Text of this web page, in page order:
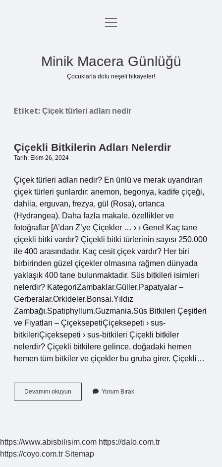
Anasayfa
menüyü
Minik Macera Günlüğü
Çocuklarla dolu neşeli hikayeler!
Etiket: Çiçek türleri adları nedir
Çiçekli Bitkilerin Adları Nelerdir
Tarih: Ekim 26, 2024
Çiçek türleri adları nedir? En ünlü ve merak uyandıran
çiçek türleri şunlardır: anemon, begonya, kadife çiçeği,
dahlia, erguvan, frezya, gül (Rosa), ortanca
(Hydrangea). Daha fazla makale, özellikler ve
fotoğraflar [A’dan Z’ye Çiçekler … › › Genel Kaç tane
çiçekli bitki vardır? Çiçekli bitki türlerinin sayısı 250.000
ile 400 arasındadır. Kaç cesit çiçek vardır? Her biri
birbirinden güzel çiçekler olmasına rağmen dünyada
yaklaşık 400 tane bulunmaktadır. Süs bitkileri isimleri
nelerdir? KategoriZambaklar.Güller.Papatyalar –
Gerberalar.Orkideler.Bonsai.Yıldız
Zambağı.Spatiphyllum.Guzmania.Süs Bitkileri Çeşitleri
ve Fiyatları – ÇiçeksepetiÇiçeksepeti › sus-
bitkileriÇiçeksepeti › sus-bitkileri Çiçekli bitkiler
nelerdir? Çiçekli bitkilere gelince, doğadaki hemen
hemen tüm bitkiler ve çiçekler bu gruba girer. Çiçekli…
Devamını okuyun
Bitkilerin
Yorum Bırak
https://www.abisbilisim.com https://dalo.com.tr
https://coyo.com.tr Sitemap